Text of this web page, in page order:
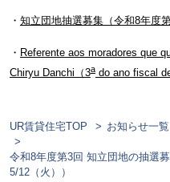
・ 知立団地抽選募集（令和8年度第
・ Referente aos moradores que
Chiryu Danchi（3ado ano fiscal de
UR賃貸住宅TOP お知らせ一覧
令和8年度第3回 知立団地の抽選
5/12（火））